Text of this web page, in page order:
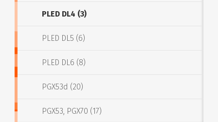
PLED DL4 (3)
PLED DL5 (6)
PLED DL6 (8)
PGX53d (20)
PGX53, PGX70 (17)